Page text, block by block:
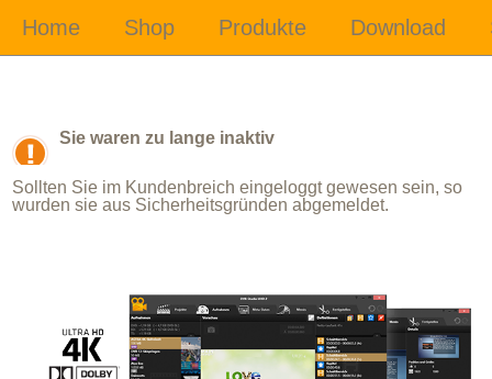
Sie waren zu lange inaktiv
Sollten Sie im Kundenbreich eingeloggt gewesen sein, so
wurden sie aus Sicherheitsgründen abgemeldet.